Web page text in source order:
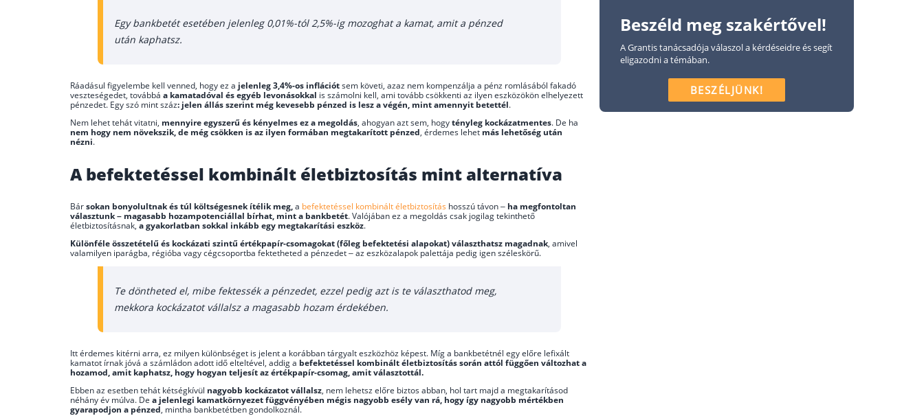
Egy bankbetét esetében jelenleg 0,01%-tól 2,5%-ig mozoghat a kamat, amit a pénzed
után kaphatsz.
Ráadásul figyelembe kell venned, hogy ez a jelenleg 3,4%-os inflációtsem követi, azaz nem kompenzálja a pénz romlásából fakadó
veszteségedet, továbbá a kamatadóval és egyéb levonásokkal is számolni kell, ami tovább csökkenti az ilyen eszközökön elhelyezett
pénzedet. Egy szó mint száz: jelen állás szerint még kevesebb pénzed is lesz a végén, mint amennyit betettél.
Nem lehet tehát vitatni, mennyire egyszerű és kényelmes ez a megoldás, ahogyan azt sem, hogytényleg kockázatmentes. De ha
nem hogy nem növekszik, de még csökken is az ilyen formában megtakarított pénzed, érdemes lehet más lehetőség után
nézni.
A befektetéssel kombinált életbiztosítás mint alternatíva
Bársokan bonyolultnak és túl költségesnek ítélik meg,a befektetéssel kombinált életbiztosítás hosszú távon – ha megfontoltan
választunk – magasabb hozampotenciállal bírhat, mint a bankbetét. Valójában ez a megoldás csak jogilag tekinthető
életbiztosításnak, a gyakorlatban sokkal inkább egy megtakarítási eszköz.
Különféle összetételű és kockázati szintű értékpapír-csomagokat (főleg befektetési alapokat) választhatsz magadnak, amivel
valamilyen iparágba, régióba vagy cégcsoportba fektetheted a pénzedet – az eszközalapok palettája pedig igen széleskörű.
Te döntheted el, mibe fektessék a pénzedet, ezzel pedig azt is te választhatod meg,
mekkora kockázatot vállalsz a magasabb hozam érdekében.
Itt érdemes kitérni arra, ez milyen különbséget is jelent a korábban tárgyalt eszközhöz képest. Míg a bankbetétnél egy előre lefixált
kamatot írnak jóvá a számládon adott idő elteltével, addig a befektetéssel kombinált életbiztosítás során attól függően változhat a
hozamod, amit kaphatsz, hogy hogyan teljesít az értékpapír-csomag, amit választottál.
Ebben az esetben tehát kétségkívül nagyobb kockázatot vállalsz, nem lehetsz előre biztos abban, hol tart majd a megtakarításod
néhány év múlva. De a jelenlegi kamatkörnyezet függvényében mégis nagyobb esély van rá, hogy így nagyobb mértékben
gyarapodjon a pénzed, mintha bankbetétben gondolkoznál.
Beszéld meg szakértővel!
A Grantis tanácsadója válaszol a kérdéseidre és segít
eligazodni a témában.
BESZÉLJÜNK!